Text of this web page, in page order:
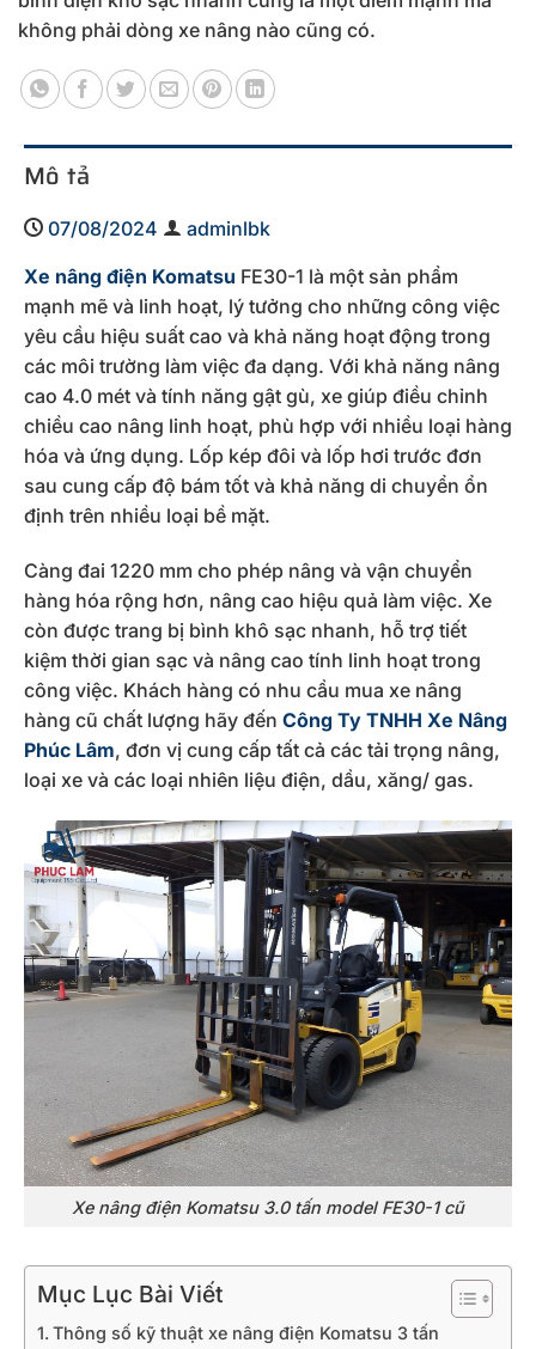
không phải dòng xe nâng nào cũng có.
Mô tả
07/08/2024
adminlbk
Xe nâng điện Komatsu FE30-1 là một sản phẩm
mạnh mẽ và linh hoạt, lý tưởng cho những công việc
yêu cầu hiệu suất cao và khả năng hoạt động trong
các môi trường làm việc đa dạng. Với khả năng nâng
cao 4.0 mét và tính năng gật gù, xe giúp điều chỉnh
chiều cao nâng linh hoạt, phù hợp với nhiều loại hàng
hóa và ứng dụng. Lốp kép đôi và lốp hơi trước đơn
sau cung cấp độ bám tốt và khả năng di chuyển ổn
định trên nhiều loại bề mặt.
Càng đai 1220 mm cho phép nâng và vận chuyển
hàng hóa rộng hơn, nâng cao hiệu quả làm việc. Xe
còn được trang bị bình khô sạc nhanh, hỗ trợ tiết
kiệm thời gian sạc và nâng cao tính linh hoạt trong
công việc. Khách hàng có nhu cầu mua xe nâng
hàng cũ chất lượng hãy đến Công Ty TNHH Xe Nâng
Phúc Lâm, đơn vị cung cấp tất cả các tải trọng nâng,
loại xe và các loại nhiên liệu điện, dầu, xăng/ gas.
Xe nâng điện Komatsu 3.0 tấn model FE30-1 cũ
Mục Lục Bài Viết
Thông số kỹ thuật xe nâng điện Komatsu 3 tấn